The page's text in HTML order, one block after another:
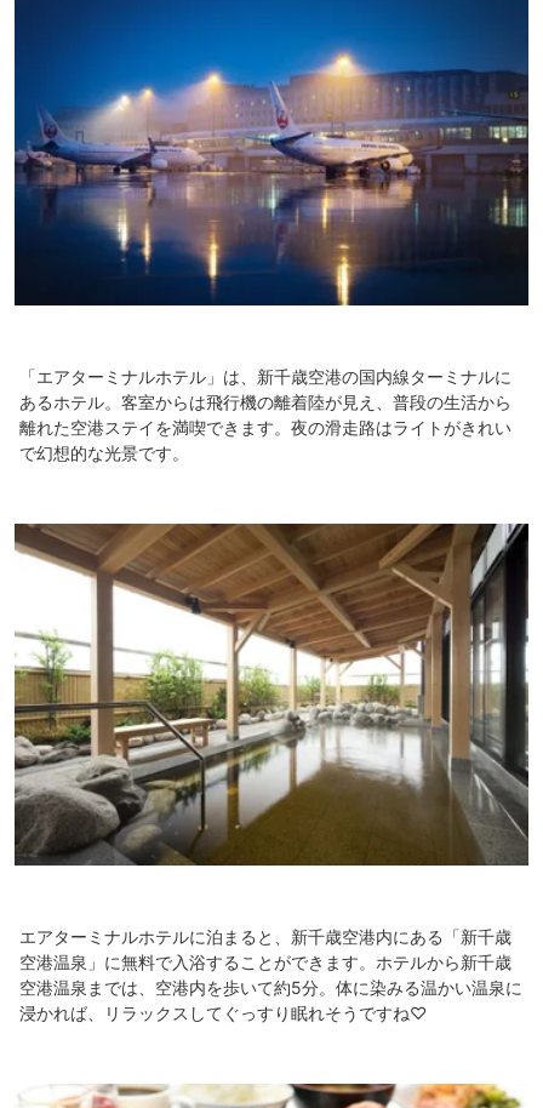
「エアターミナルホテル」は、新千歳空港の国内線ターミナルに
あるホテル。客室からは飛行機の離着陸が見え、普段の生活から
離れた空港ステイを満喫できます。夜の滑走路はライトがきれい
で幻想的な光景です。
エアターミナルホテルに泊まると、新千歳空港内にある「新千歳
空港温泉」に無料で入浴することができます。ホテルから新千歳
空港温泉までは、空港内を歩いて約5分。体に染みる温かい温泉に
浸かれば、リラックスしてぐっすり眠れそうですね♡